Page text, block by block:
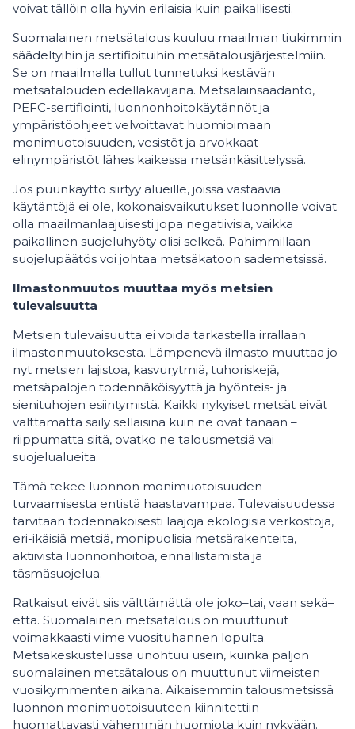
voivat tällöin olla hyvin erilaisia kuin paikallisesti.
Suomalainen metsätalous kuuluu maailman tiukimmin
säädeltyihin ja sertifioituihin metsätalousjärjestelmiin.
Se on maailmalla tullut tunnetuksi kestävän
metsätalouden edelläkävijänä. Metsälainsäädäntö,
PEFC-sertifiointi, luonnonhoitokäytännöt ja
ympäristöohjeet velvoittavat huomioimaan
monimuotoisuuden, vesistöt ja arvokkaat
elinympäristöt lähes kaikessa metsänkäsittelyssä.
Jos puunkäyttö siirtyy alueille, joissa vastaavia
käytäntöjä ei ole, kokonaisvaikutukset luonnolle voivat
olla maailmanlaajuisesti jopa negatiivisia, vaikka
paikallinen suojeluhyöty olisi selkeä. Pahimmillaan
suojelupäätös voi johtaa metsäkatoon sademetsissä.
Ilmastonmuutos muuttaa myös metsien
tulevaisuutta
Metsien tulevaisuutta ei voida tarkastella irrallaan
ilmastonmuutoksesta. Lämpenevä ilmasto muuttaa jo
nyt metsien lajistoa, kasvurytmiä, tuhoriskejä,
metsäpalojen todennäköisyyttä ja hyönteis- ja
sienituhojen esiintymistä. Kaikki nykyiset metsät eivät
välttämättä säily sellaisina kuin ne ovat tänään –
riippumatta siitä, ovatko ne talousmetsiä vai
suojelualueita.
Tämä tekee luonnon monimuotoisuuden
turvaamisesta entistä haastavampaa. Tulevaisuudessa
tarvitaan todennäköisesti laajoja ekologisia verkostoja,
eri-ikäisiä metsiä, monipuolisia metsärakenteita,
aktiivista luonnonhoitoa, ennallistamista ja
täsmäsuojelua.
Ratkaisut eivät siis välttämättä ole joko–tai, vaan sekä–
että. Suomalainen metsätalous on muuttunut
voimakkaasti viime vuosituhannen lopulta.
Metsäkeskustelussa unohtuu usein, kuinka paljon
suomalainen metsätalous on muuttunut viimeisten
vuosikymmenten aikana. Aikaisemmin talousmetsissä
luonnon monimuotoisuuteen kiinnitettiin
huomattavasti vähemmän huomiota kuin nykyään.